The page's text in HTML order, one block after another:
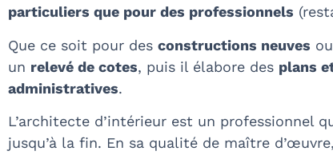
particuliers que pour des professionnels
Que ce soit pour des constructions neuves
un relevé de cotes, puis il élabore des plans
administratives.
L’architecte d’intérieur est un professionnel
jusqu’à la fin. En sa qualité de maître